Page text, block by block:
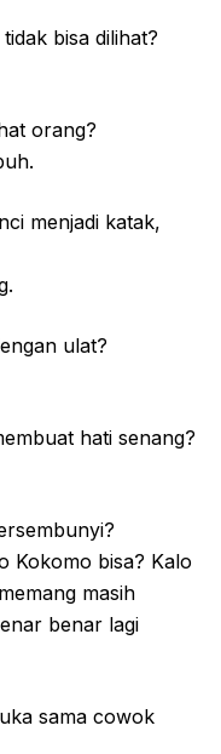
bisa dilihat?
orang?
menjadi katak,
ulat?
hati senang?
Kokomo bisa? Kalo
masih
benar lagi
sama cowok